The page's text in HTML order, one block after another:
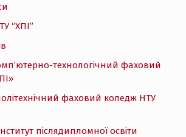
“ХПІ”
технологічний фаховий
фаховий коледж НТУ
післядипломної освіти